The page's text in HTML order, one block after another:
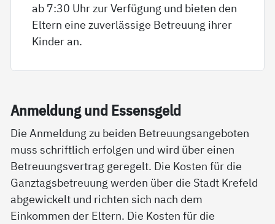
ab 7:30 Uhr zur Verfügung und bieten den
Eltern eine zuverlässige Betreuung ihrer
Kinder an.
An­mel­dung und Es­sens­geld
Die Anmeldung zu beiden Betreuungsangeboten
muss schriftlich erfolgen und wird über einen
Betreuungsvertrag geregelt. Die Kosten für die
Ganztagsbetreuung werden über die Stadt Krefeld
abgewickelt und richten sich nach dem
Einkommen der Eltern. Die Kosten für die